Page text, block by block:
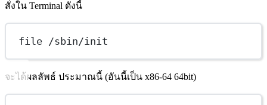
สั่งใน Terminal ดังนี้
file /sbin/init
จะได้ผลลัพธ์ ประมาณนี้ (อันนี้เป็น x86-64 64bit)